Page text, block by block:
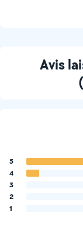
Avis
5
4
3
2
1